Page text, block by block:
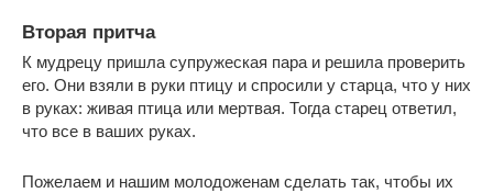
Вторая притча
К мудрецу пришла супружеская пара и решила проверить
его. Они взяли в руки птицу и спросили у старца, что у них
в руках: живая птица или мертвая. Тогда старец ответил,
что все в ваших руках.
Пожелаем и нашим молодоженам сделать так, чтобы их